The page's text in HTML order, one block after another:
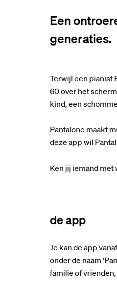
Een
generaties.
Terwijl een pianist
60 over het
kind, een
Pantalone maakt
deze app wil
Ken jij iemand
de app
Je kan de app
onder de naam
familie of